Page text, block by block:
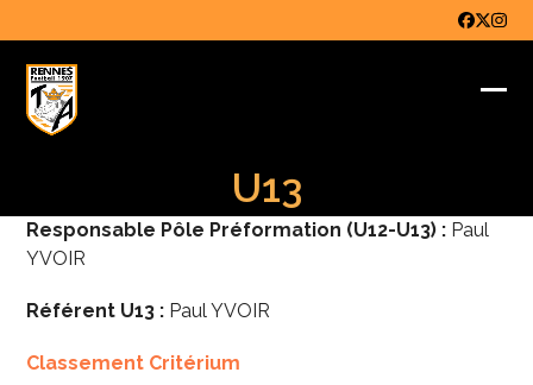
to
content
Twitter
U13
Responsable Pôle Préformation (U12-U13) : Paul
YVOIR
Référent U13 : Paul YVOIR
Classement Critérium